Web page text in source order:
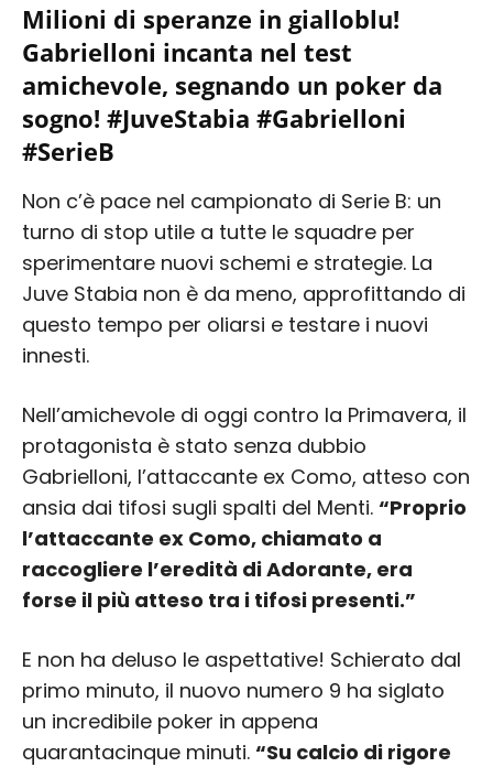
Milioni di speranze in gialloblu!
Gabrielloni incanta nel test
amichevole, segnando un poker da
sogno! #JuveStabia #Gabrielloni
#SerieB
Non c’è pace nel campionato di Serie B: un
turno di stop utile a tutte le squadre per
sperimentare nuovi schemi e strategie. La
Juve Stabia non è da meno, approfittando di
questo tempo per oliarsi e testare i nuovi
innesti.
Nell’amichevole di oggi contro la Primavera, il
protagonista è stato senza dubbio
Gabrielloni, l’attaccante ex Como, atteso con
ansia dai tifosi sugli spalti del Menti. “Proprio
l’attaccante ex Como, chiamato a
raccogliere l’eredità di Adorante, era
forse il più atteso tra i tifosi presenti.”
E non ha deluso le aspettative! Schierato dal
primo minuto, il nuovo numero 9 ha siglato
un incredibile poker in appena
quarantacinque minuti. “Su calcio di rigore